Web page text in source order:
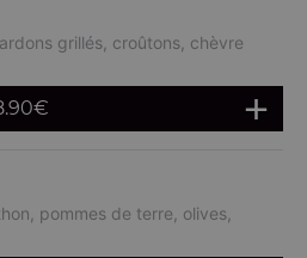
grillés, croûtons, chèvre
€
pommes de terre, olives,